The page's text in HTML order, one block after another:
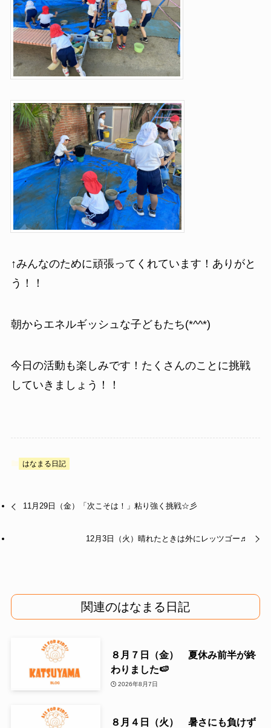
↑みんなのために頑張ってくれています！ありがと
う！！
朝からエネルギッシュな子どもたち(*^^*)
今日の活動も楽しみです！たくさんのことに挑戦
していきましょう！！
はなまる日記
11月29日（金）「次こそは！」粘り強く挑戦☆彡
12月3日（火）晴れたときは外にレッツゴー♬
関連のはなまる日記
８月７日（金） 夏休み前半が終
わりました🍉
2026年8月7日
８月４日（火） 暑さにも負けず